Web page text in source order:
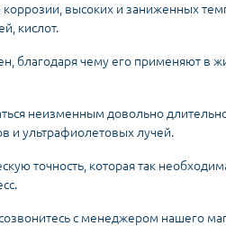
высоких и заниженных
кислот.
благодаря чему его применяют в
неизменным довольно
и ультрафиолетовых лучей.
точность, которая так
с менеджером нашего